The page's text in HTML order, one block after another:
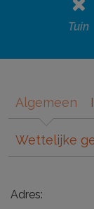
Tuin
Algemeen
Wettelijke
Adres: